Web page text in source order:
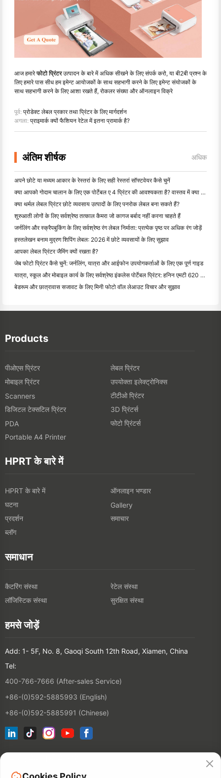
आज हमारेफोटो प्रिंटरउत्पादन के बारे में अधिक सीखने के लिए संपर्क करो, या बी2बी प्रश्न के
लिए हमारे पास सीध हम इमेन्ट आयोजकों के साथ सहभागी करने के लिए इमेन्ट संयोजकों के
साथ सहभागी करने के लिए आशा रखते हैं, रोकलर संख्या और ऑनलाइन विक्रे
पूर्व: प्रोडेक्ट लेबल प्रकार तथा प्रिंटर के लिए मार्गदर्शन
अगला: प्राइमार्क क्यों फैशियन रेटेल में इतना प्रामार्क है?
अंतिम शीर्षक अधिक
अपने छोटे या मध्यम आकार के रेस्तरां के लिए सही रेस्तरां सॉफ्टवेयर कैसे चुनें
क्या आपको गोदाम चालान के लिए एक पोर्टेबल ए 4 प्रिंटर की आवश्यकता है? वास्तव में क्या काम करता है
क्या थर्मल लेबल प्रिंटर छोटे व्यवसाय उत्पादों के लिए पनरोक लेबल बना सकते हैं?
शुरुआती लोगों के लिए सर्वश्रेष्ठ तत्काल कैमरा जो कागज बर्बाद नहीं करना चाहते हैं
जर्नलिंग और स्क्रैपबुकिंग के लिए सर्वश्रेष्ठ रंग लेबल निर्माता: प्रत्येक पृष्ठ पर अधिक रंग जोड़ें
हस्तलेखन बनाम मुद्रण शिपिंग लेबल: 2026 में छोटे व्यवसायों के लिए सुझाव
आपका लेबल प्रिंटर जैमिंग क्यों रखता है?
जेब फोटो प्रिंटर कैसे चुनें: जर्नलिंग, यात्रा और आईफोन उपयोगकर्ताओं के लिए एक पूर्ण गाइड
यात्रा, स्कूल और मोबाइल कार्य के लिए सर्वश्रेष्ठ इंकलेस पोर्टेबल प्रिंटर: हनिन एमटी 620 प्रो समीक्षा
बेडरूम और छात्रावास सजावट के लिए मिनी फोटो वॉल लेआउट विचार और सुझाव
Products
पीओएस प्रिंटर
लेबल प्रिंटर
मोबाइल प्रिंटर
उपयोक्ता इलेक्ट्रोनिक्स
Scanners
टीटीओ प्रिंटर
डिजिटल टेक्सटिल प्रिंटर
3D प्रिंटर्स
PDA
फोटो प्रिंटर्स
Portable A4 Printer
HPRT के बारे में
HPRT के बारे में
ऑनलाइन भण्डार
घटना
Gallery
प्रदर्शन
समाचार
ब्लॉग
समाधान
कैटरिंग संस्था
रेटेल संस्था
लॉजिस्टिक संस्था
सुरक्षित संस्था
हमसे जोड़ें
Add: 1- 5F, No. 8, Gaoqi South 12th Road, Xiamen, China
Tel:
400-766-7666 (After-sales Service)
+86-(0)592-5885993 (English)
+86-(0)592-5885991 (Chinese)